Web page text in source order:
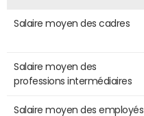
Salaire moyen des cadres
Salaire moyen des
professions intermédiaires
Salaire moyen des employés